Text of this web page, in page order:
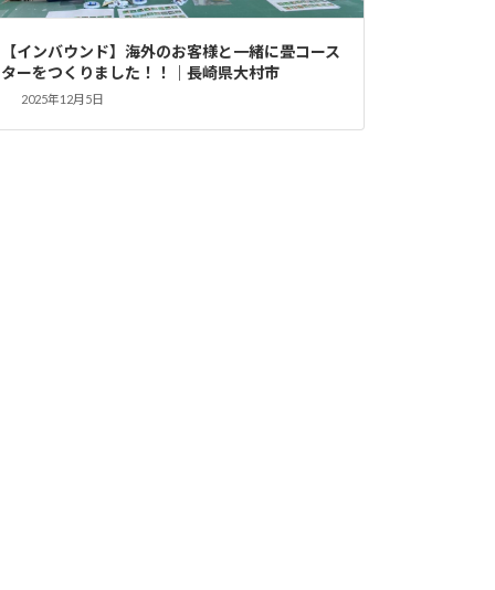
【インバウンド】海外のお客様と一緒に畳コース
ターをつくりました！！｜長崎県大村市
2025年12月5日